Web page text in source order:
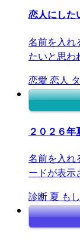
恋人にした
名前を入れ
たいと思わ
恋愛 恋人
２０２６
名前を入れ
ードが表示
診断 夏 も